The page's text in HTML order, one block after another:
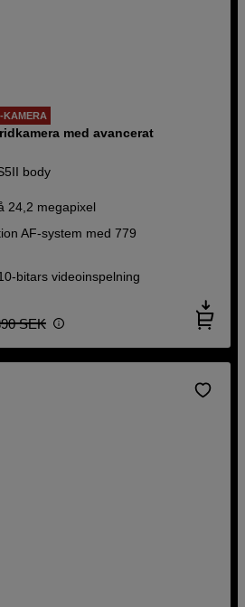
KAMERA
med avancerat
body
24,2 megapixel
AF-system med 779
bitars videoinspelning
SEK